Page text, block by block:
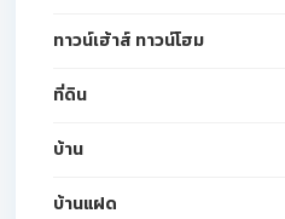
ทาวน์เฮ้าส์ ทาวน์โฮม
ที่ดิน
บ้าน
บ้านแฝด